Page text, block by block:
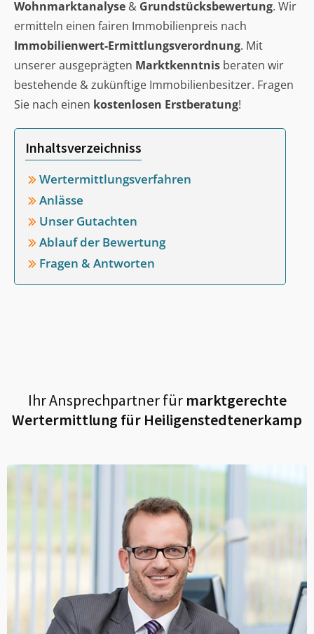
Wohnmarktanalyse & Grundstücksbewertung. Wir
ermitteln einen fairen Immobilienpreis nach
Immobilienwert-Ermittlungsverordnung. Mit
unserer ausgeprägten Marktkenntnis beraten wir
bestehende & zukünftige Immobilienbesitzer. Fragen
Sie nach einen kostenlosen Erstberatung!
Inhaltsverzeichniss
Wertermittlungsverfahren
Anlässe
Unser Gutachten
Ablauf der Bewertung
Fragen & Antworten
Ihr Ansprechpartner fürmarktgerechte
Wertermittlung für Heiligenstedtenerkamp